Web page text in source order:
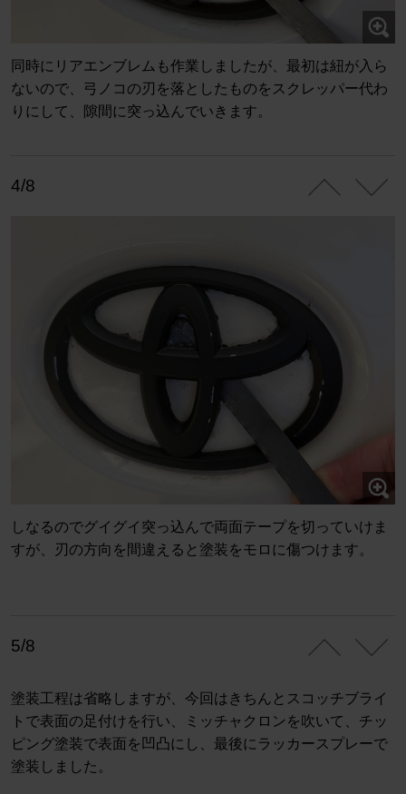
同時にリアエンブレムも作業しましたが、最初は紐が入ら
ないので、弓ノコの刃を落としたものをスクレッパー代わ
りにして、隙間に突っ込んでいきます。
4/8
しなるのでグイグイ突っ込んで両面テープを切っていけま
すが、刃の方向を間違えると塗装をモロに傷つけます。
5/8
塗装工程は省略しますが、今回はきちんとスコッチブライ
トで表面の足付けを行い、ミッチャクロンを吹いて、チッ
ピング塗装で表面を凹凸にし、最後にラッカースプレーで
塗装しました。